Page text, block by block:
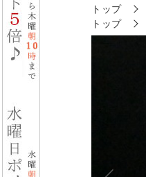
トップ
トップ